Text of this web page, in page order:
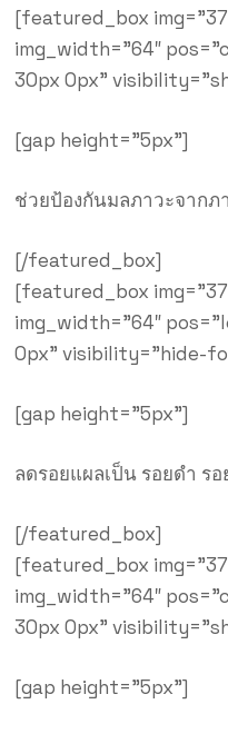
[featured_box
img_width=”64″
30px 0px”
[gap height=”5px”]
ช่วยป้องกันมลภาวะจากภ
[/featured_box]
[featured_box
img_width=”64″
0px” visibility=”hide-
[gap height=”5px”]
ลดรอยแผลเป็น รอยดำ รอ
[/featured_box]
[featured_box
img_width=”64″
30px 0px”
[gap height=”5px”]